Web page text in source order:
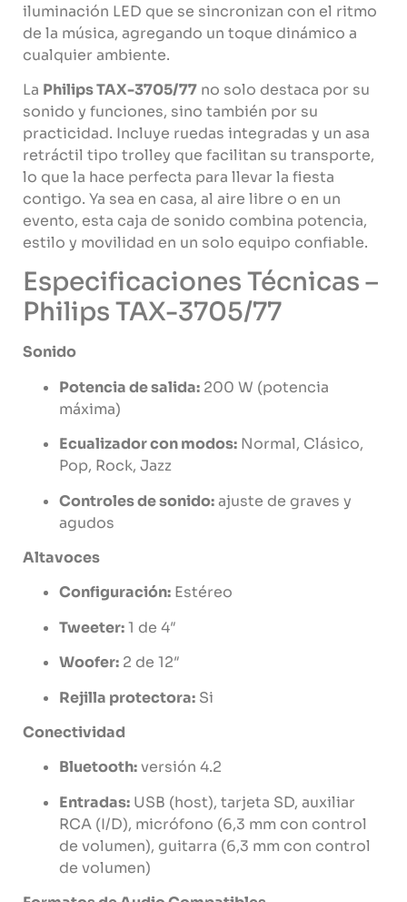
iluminación LED que se sincronizan con el ritmo
de la música, agregando un toque dinámico a
cualquier ambiente.
La PhilipsTAX-3705/77 no solo destaca por su
sonido y funciones, sino también por su
practicidad. Incluye ruedas integradas y un asa
retráctil tipo trolley que facilitan su transporte,
lo que la hace perfecta para llevar la fiesta
contigo. Ya sea en casa, al aire libre o en un
evento, esta caja de sonido combina potencia,
estilo y movilidad en un solo equipo confiable.
Especificaciones Técnicas –
Philips TAX-3705/77
Sonido
Potenciadesalida: 200 W (potencia
máxima)
Ecualizadorconmodos: Normal, Clásico,
Pop, Rock, Jazz
Controlesdesonido:ajuste de graves y
agudos
Altavoces
Configuración: Estéreo
Tweeter:1 de 4″
Woofer: 2 de 12″
Rejilla protectora: Si
Conectividad
Bluetooth:versión 4.2
Entradas: USB (host), tarjeta SD, auxiliar
RCA (I/D), micrófono (6,3 mm con control
de volumen), guitarra (6,3 mm con control
de volumen)